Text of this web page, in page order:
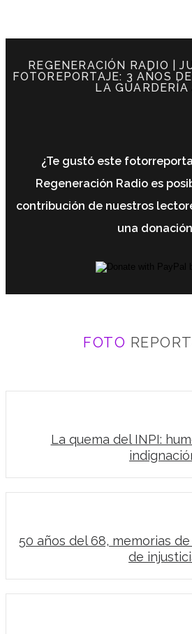
REGENERACIÓN RADIO |
FOTOREPORTAJE: 3 AÑOS
LA GUARDERÍA
¿Te gustó este
Regeneración Radio es
contribución de nuestros
una
FOTO
La quema del INPI:
50 años del 68, memorias
de